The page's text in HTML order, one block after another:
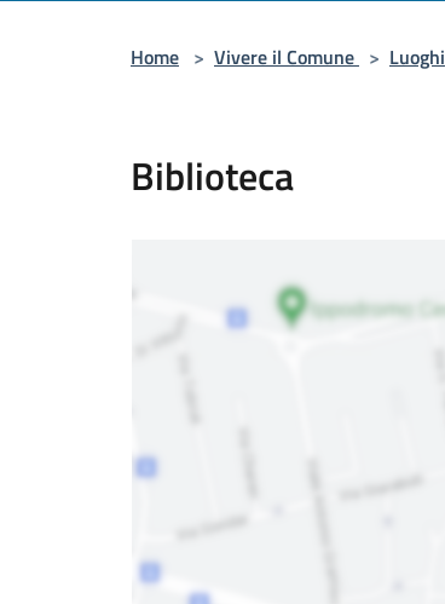
Home > Vivere il Comune > Luoghi
Biblioteca